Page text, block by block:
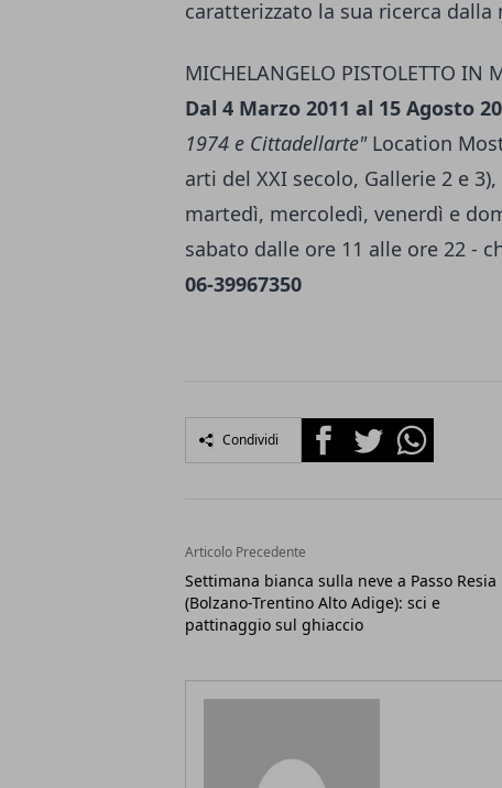
caratterizzato la sua ricerca dalla
MICHELANGELO PISTOLETTO IN
Dal 4 Marzo 2011 al 15 Agosto
1974 e Cittadellarte"Location
arti del XXI secolo, Gallerie 2 e
martedì, mercoledì, venerdì e
sabato dalle ore 11 alle ore 22 -
06-39967350
Condividi FacebookTwitterWhatsapp
Articolo Precedente
Settimana bianca sulla neve a Passo Resia
(Bolzano-Trentino Alto Adige): sci e
pattinaggio sul ghiaccio